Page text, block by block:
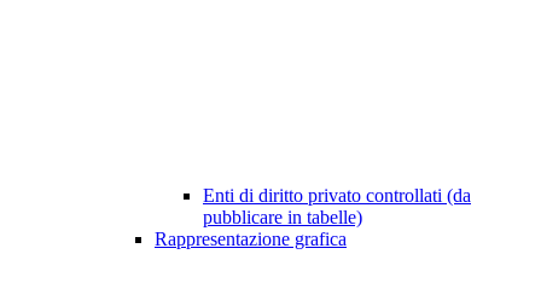
Enti di diritto privato controllati (da
pubblicare in tabelle)
Rappresentazione grafica